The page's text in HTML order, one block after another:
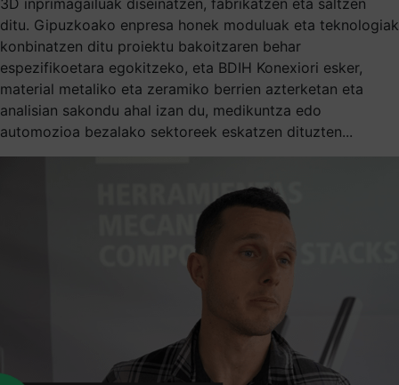
ditu. Gipuzkoako enpresa honek moduluak eta teknologiak
konbinatzen ditu proiektu bakoitzaren behar
espezifikoetara egokitzeko, eta BDIH Konexiori esker,
material metaliko eta zeramiko berrien azterketan eta
analisian sakondu ahal izan du, medikuntza edo
automozioa bezalako sektoreek eskatzen dituzten...